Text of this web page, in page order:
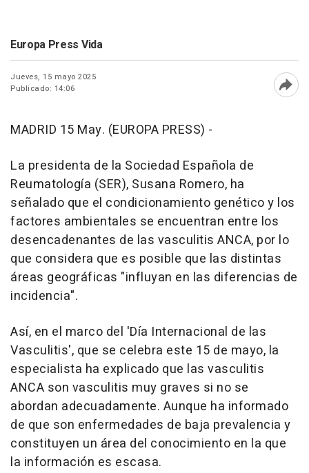
Europa Press Vida
Jueves, 15 mayo 2025
Publicado: 14:06
MADRID 15 May. (EUROPA PRESS) -
La presidenta de la Sociedad Española de
Reumatología (SER), Susana Romero, ha
señalado que el condicionamiento genético y los
factores ambientales se encuentran entre los
desencadenantes de las vasculitis ANCA, por lo
que considera que es posible que las distintas
áreas geográficas "influyan en las diferencias de
incidencia".
Así, en el marco del 'Día Internacional de las
Vasculitis', que se celebra este 15 de mayo, la
especialista ha explicado que las vasculitis
ANCA son vasculitis muy graves si no se
abordan adecuadamente. Aunque ha informado
de que son enfermedades de baja prevalencia y
constituyen un área del conocimiento en la que
la información es escasa.